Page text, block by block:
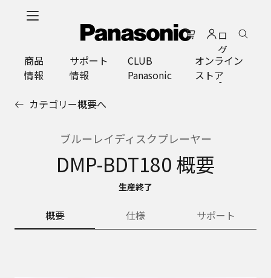
ロ
グ
イ
ン
商品
情報
サポート
情報
CLUB
Panasonic
オンライン
ストア
カテゴリー概要へ
ブルーレイディスクプレーヤー
DMP-BDT180 概要
生産終了
概要 仕様 サポート